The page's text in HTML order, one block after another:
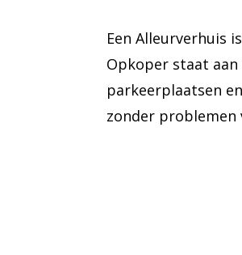
Een Alleurverhuis
Opkoper staat
parkeerplaatsen
zonder problemen